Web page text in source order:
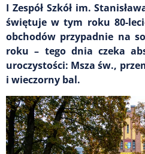
I Zespół Szkół im.
świętuje w tym roku 80-
obchodów przypadnie na
roku – tego dnia czeka
uroczystości: Msza św.,
i wieczorny bal.